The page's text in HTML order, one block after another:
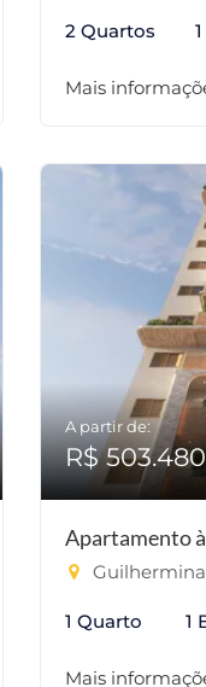
2 Quartos
Mais
A partir de:
R$ 503.480
Apartamento
1 Quarto 1
Mais